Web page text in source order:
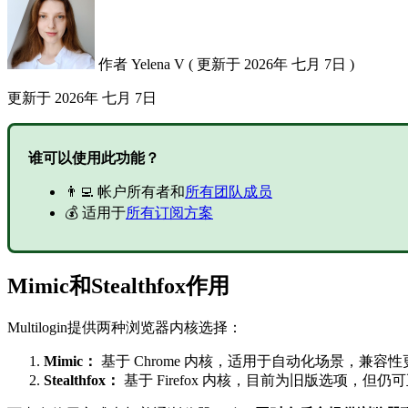
作者 Yelena V ( 更新于 2026年 七月 7日 )
更新于 2026年 七月 7日
谁可以使用此功能？
👨‍💻 帐户所有者和所有团队成员
💰 适用于所有订阅方案
Mimic和Stealthfox作用
Multilogin提供两种浏览器内核选择：
Mimic： 基于 Chrome 内核，适用于自动化场景，兼容性
Stealthfox： 基于 Firefox 内核，目前为旧版选项，但仍